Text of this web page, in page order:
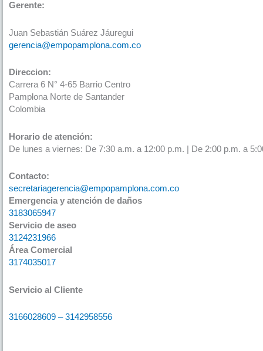
Gerente:
Juan Sebastián Suárez Jáuregui
gerencia@empopamplona.com.co
Direccion:
Carrera 6 N° 4-65 Barrio Centro
Pamplona Norte de Santander
Colombia
Horario de atención:
De lunes a viernes: De 7:30 a.m. a 12:00 p.m. | De 2:00 p.m. a
Contacto:
secretariagerencia@empopamplona.com.co
Emergencia y atención de daños
3183065947
Servicio de aseo
3124231966
Área Comercial
3174035017
Servicio al Cliente
3166028609 – 3142958556